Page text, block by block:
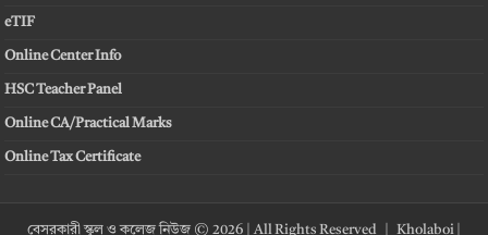
eTIF
Online Center Info
HSC Teacher Panel
Online CA/Practical Marks
Online Tax Certificate
বেসরকারী স্কুল ও কলেজ নিউজ © 2026 | All Rights Reserved | Kholaboi